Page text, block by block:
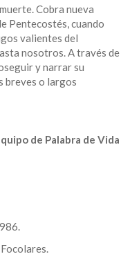
Cobra nueva
Pentecostés, cuando
valientes del
nosotros. A través de
y narrar su
breves o largos
de Palabra de Vida